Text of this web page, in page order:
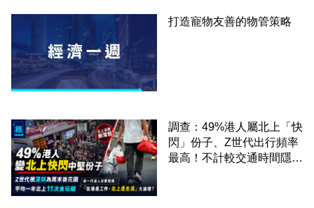
打造寵物友善的物管策略
調查：49%港人屬北上「快
閃」份子、Z世代出行頻率
最高！不計較交通時間隱形